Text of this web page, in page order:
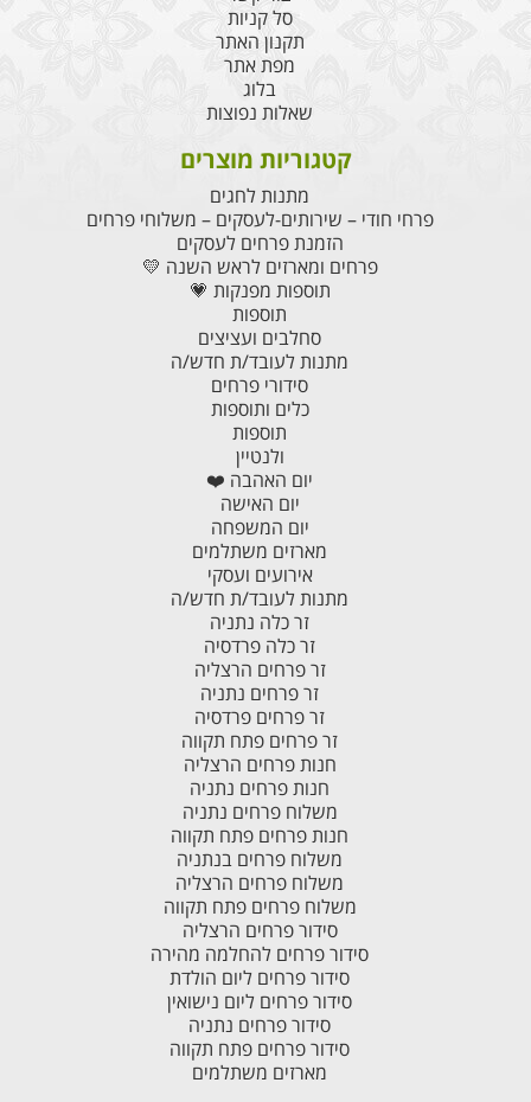
סל קניות
תקנון האתר
מפת אתר
בלוג
שאלות נפוצות
קטגוריות מוצרים
מתנות לחגים
פרחי חודי – שירותים-לעסקים – משלוחי פרחים
הזמנת פרחים לעסקים
פרחים ומארזים לראש השנה 💛
תוספות מפנקות 💗
תוספות
סחלבים ועציצים
מתנות לעובד/ת חדש/ה
סידורי פרחים
כלים ותוספות
תוספות
ולנטיין
יום האהבה ❤️
יום האישה
יום המשפחה
מארזים משתלמים
אירועים ועסקי
מתנות לעובד/ת חדש/ה
זר כלה נתניה
זר כלה פרדסיה
זר פרחים הרצליה
זר פרחים נתניה
זר פרחים פרדסיה
זר פרחים פתח תקווה
חנות פרחים הרצליה
חנות פרחים נתניה
משלוח פרחים נתניה
חנות פרחים פתח תקווה
משלוח פרחים בנתניה
משלוח פרחים הרצליה
משלוח פרחים פתח תקווה
סידור פרחים הרצליה
סידור פרחים להחלמה מהירה
סידור פרחים ליום הולדת
סידור פרחים ליום נישואין
סידור פרחים נתניה
סידור פרחים פתח תקווה
מארזים משתלמים